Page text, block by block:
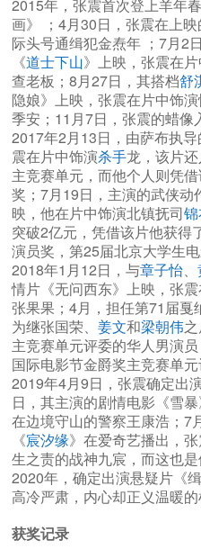
2015年，张震首次登上羊年
画》 ；4月30日，张震在上
际头号通缉犯金焘年 ；7月2
《道士下山》上映，张震在
查老板；8月27日，其搭档舒
隐娘》上映，张震在片中饰
季安；11月7日，张震的蜡像
2017年2月13日，由萨布执
震在片中饰演杀手龙，该片
主竞赛单元，而他个人则凭
奖；7月19日，主演的武侠动
映，他在片中饰演北镇抚司
突破2亿元，凭借该片他获得
演员奖，第25届北京大学生电
2018年1月12日，与章子怡、
情片《无问西东》上映，张
张果果；4月，担任第71届
为继张国荣、 姜文和梁朝伟
主竞赛单元评委的华人男演
国际电影节金爵奖主竞赛单元
2019年4月9日，张震确定出
日，其主演的剧情电影《雪
在边境守山的警察王康浩；7
《宸汐缘》在爱奇艺播出，
生之责的战神九宸，而这也是
2020年，确定出演悬疑片《
高冷严肃，内心却正义温暖的
获奖记录